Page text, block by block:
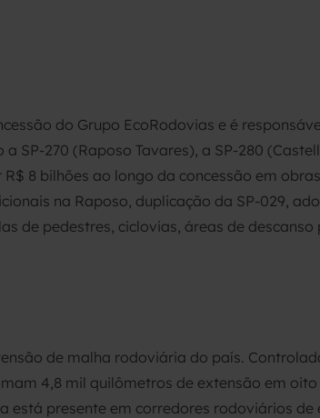
do Grupo EcoRodovias e é
SP-270 (Raposo Tavares), a SP-280
8 bilhões ao longo da concessão em
na Raposo, duplicação da SP-029,
de pedestres, ciclovias, áreas de
de malha rodoviária do país.
4,8 mil quilômetros de extensão em
está presente em corredores rodoviários